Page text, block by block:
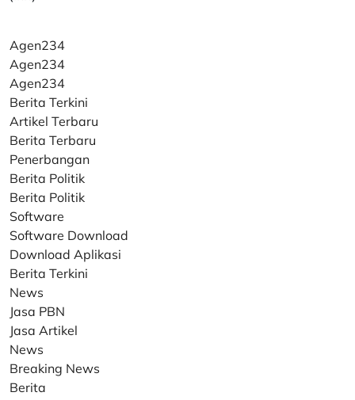
Agen234
Agen234
Agen234
Berita Terkini
Artikel Terbaru
Berita Terbaru
Penerbangan
Berita Politik
Berita Politik
Software
Software Download
Download Aplikasi
Berita Terkini
News
Jasa PBN
Jasa Artikel
News
Breaking News
Berita